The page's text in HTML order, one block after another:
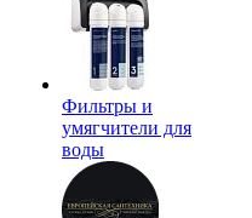
Фильтры и
умягчители для
воды